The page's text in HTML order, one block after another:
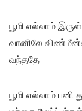
பூமி எல்லாம்
வானிலே
வந்ததே
பூமி எல்லாம்